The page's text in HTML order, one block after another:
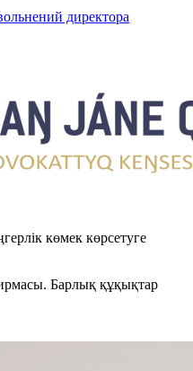
директора
көмек көрсетуге
Барлық құқықтар